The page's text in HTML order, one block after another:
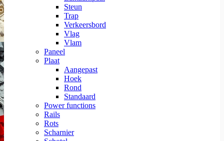
Steun
Trap
Verkeersbord
Vlag
Vlam
Paneel
Plaat
Aangepast
Hoek
Rond
Standaard
Power functions
Rails
Rots
Scharnier